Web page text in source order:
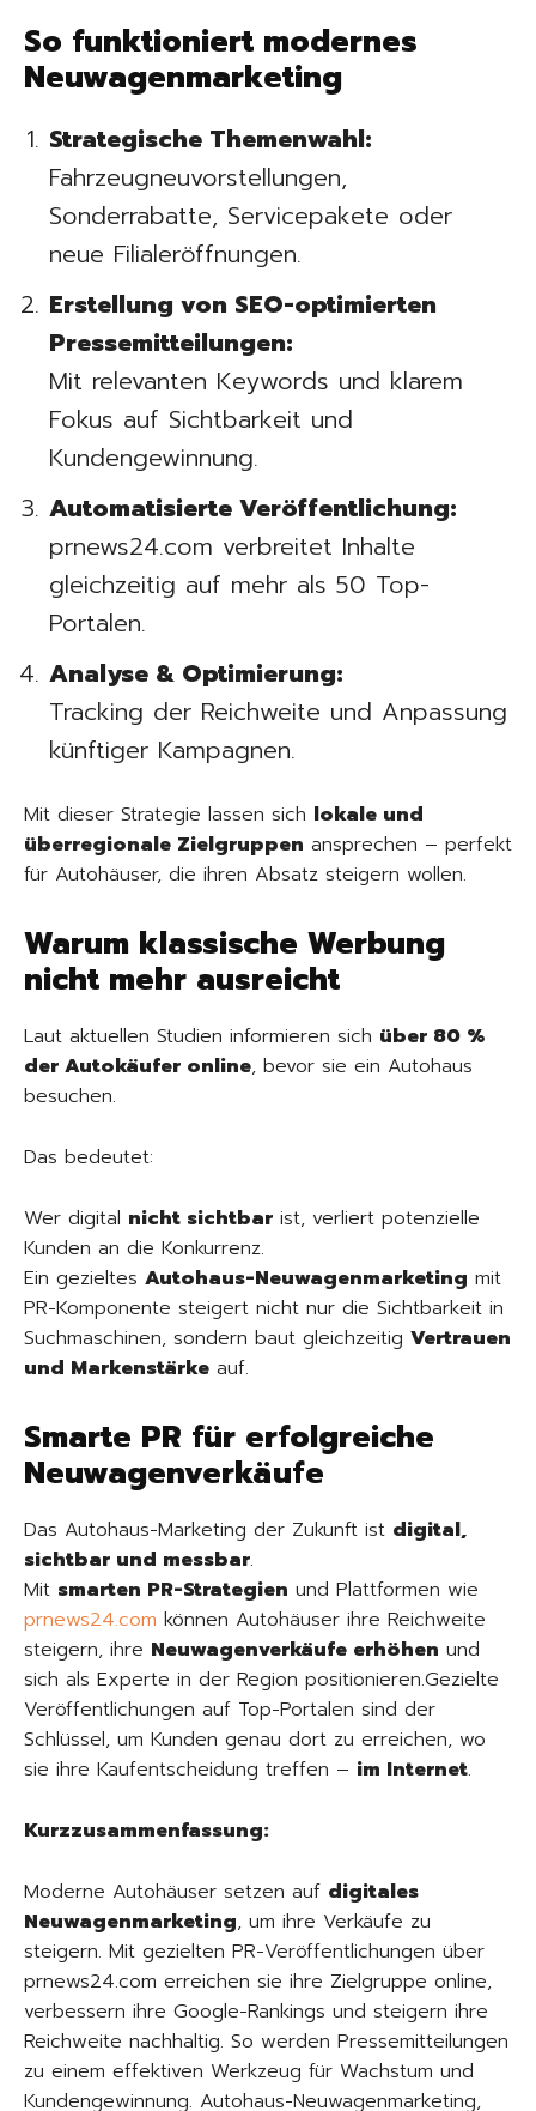
So funktioniert modernes
Neuwagenmarketing
Strategische Themenwahl:
Fahrzeugneuvorstellungen,
Sonderrabatte, Servicepakete oder
neue Filialeröffnungen.
Erstellung von SEO-optimierten
Pressemitteilungen:
Mit relevanten Keywords und klarem
Fokus auf Sichtbarkeit und
Kundengewinnung.
Automatisierte Veröffentlichung:
prnews24.com verbreitet Inhalte
gleichzeitig auf mehr als 50 Top-
Portalen.
Analyse & Optimierung:
Tracking der Reichweite und Anpassung
künftiger Kampagnen.
Mit dieser Strategie lassen sich lokale und
überregionale Zielgruppen ansprechen – perfekt
für Autohäuser, die ihren Absatz steigern wollen.
Warum klassische Werbung
nicht mehr ausreicht
Laut aktuellen Studien informieren sich über 80 %
der Autokäufer online, bevor sie ein Autohaus
besuchen.
Das bedeutet:
Wer digital nicht sichtbar ist, verliert potenzielle
Kunden an die Konkurrenz.
Ein gezieltes Autohaus-Neuwagenmarketing mit
PR-Komponente steigert nicht nur die Sichtbarkeit in
Suchmaschinen, sondern baut gleichzeitig Vertrauen
und Markenstärke auf.
Smarte PR für erfolgreiche
Neuwagenverkäufe
Das Autohaus-Marketing der Zukunft ist digital,
sichtbar und messbar.
Mit smarten PR-Strategien und Plattformen wie
prnews24.com können Autohäuser ihre Reichweite
steigern, ihre Neuwagenverkäufe erhöhen und
sich als Experte in der Region positionieren.Gezielte
Veröffentlichungen auf Top-Portalen sind der
Schlüssel, um Kunden genau dort zu erreichen, wo
sie ihre Kaufentscheidung treffen – im Internet.
Kurzzusammenfassung:
Moderne Autohäuser setzen auf digitales
Neuwagenmarketing, um ihre Verkäufe zu
steigern. Mit gezielten PR-Veröffentlichungen über
prnews24.com erreichen sie ihre Zielgruppe online,
verbessern ihre Google-Rankings und steigern ihre
Reichweite nachhaltig. So werden Pressemitteilungen
zu einem effektiven Werkzeug für Wachstum und
Kundengewinnung. Autohaus-Neuwagenmarketing,